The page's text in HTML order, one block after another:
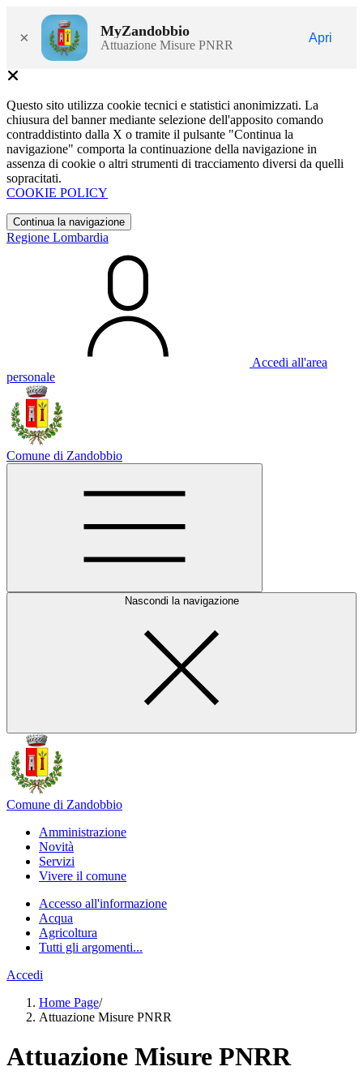
× MyZandobbio
Attuazione Misure PNRR
Apri
Questo sito utilizza cookie tecnici e statistici anonimizzati. La
chiusura del banner mediante selezione dell'apposito comando
contraddistinto dalla X o tramite il pulsante "Continua la
navigazione" comporta la continuazione della navigazione in
assenza di cookie o altri strumenti di tracciamento diversi da quelli
sopracitati.
COOKIE POLICY
Continua la navigazione
Regione Lombardia
Accedi all'area
personale
Comune di Zandobbio
Nascondi la navigazione
Comune di Zandobbio
Amministrazione
Novità
Servizi
Vivere il comune
Accesso all'informazione
Acqua
Agricoltura
Tutti gli argomenti...
Accedi
Home Page/
Attuazione Misure PNRR
Attuazione Misure PNRR